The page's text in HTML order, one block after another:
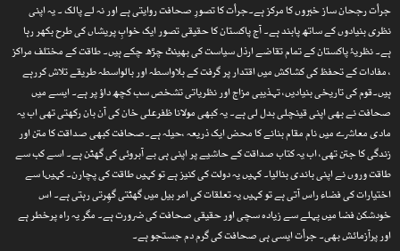
جرأت رجحان ساز خبروں کا مرکز ہے۔جرأت کا تصورِ صحافت روایتی ہے اور نہ لے پالک ۔ یہ اپنی
نظری بنیادوں کے ساتھ پابند ہے۔ آج پاکستان کا حقیقی تصور ایک خوابِ پریشاں کی طرح بکھر رہا
ہے۔ نظریۂ پاکستان کے تمام تقاضے ارذل سیاست کی بھینٹ چڑھ چکے ہیں۔ طاقت کے مختلف مراکز
، مفادات کے تحفظ کی کشاکش میں اقتدار پر گرفت کے بلاواسطہ اور بالواسطہ طریقے تلاش کررہے
ہیں۔قوم کی تاریخی بنیادیں، تہذیبی مزاج اور نظریاتی تشخص سب کچھ داؤ پر ہے۔ ایسے میں
صحافت نے بھی اپنی قینچلی بدل لی ہے۔ یہ کبھی مولانا ظفرعلی خان کی آن بان رکھتی تھی اب یہ
مادی معاشرے میں نام مقام بنانے کا محض ایک ذریعہ ،حیلہ ہے۔صحافت کبھی صداقت کا متن اور
زندگی کا جتن تھی، اب یہ کتاب صداقت کے حاشیے پر اپنی ہی بے آبروئی کی گھٹن ہے۔ اسے کب سے
طاقت وروں نے اپنی باندی بنالیا۔ کہیں یہ دولت کی کنیز ہے تو کہیں طاقت کی پچارن۔ کہیںا سے
اختیارات کی فضاء راس آتی ہے تو کہیں یہ تعلقات کی امر بیل میں گھٹتی گھِرتی رہتی ہے۔ اس
خودشکن فضا میں پہلے سے زیادہ سچی اور حقیقی صحافت کی ضرورت ہے۔ مگر یہ راہ پرخطر ہے
اور پرآزمائش بھی۔ جرأت ایسی ہی صحافت کی گرم دم جستجو ہے۔